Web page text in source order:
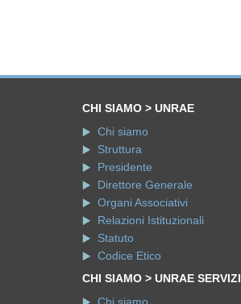
CHI SIAMO > UNRAE
Chi siamo
Struttura
Presidente
Direttore Generale
Organi Associativi
Relazioni Istituzionali
Statuto
Codice Etico
CHI SIAMO > UNRAE SERVIZI